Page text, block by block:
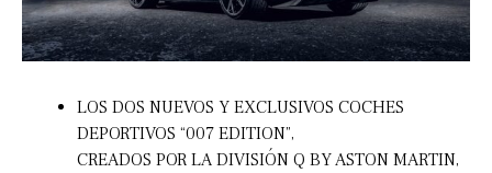
LOS DOS NUEVOS Y EXCLUSIVOS COCHES
DEPORTIVOS “007 EDITION”,
CREADOS POR LA DIVISIÓN Q BY ASTON MARTIN,